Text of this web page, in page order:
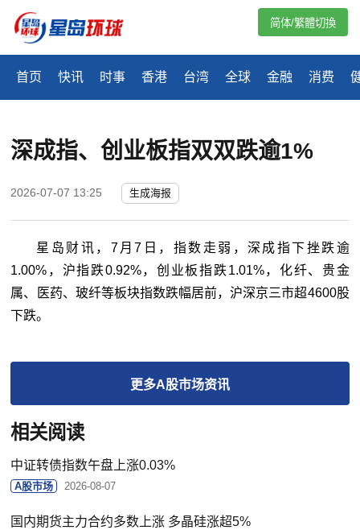
首页 快讯 时事 香港 台湾 全球 金融 消费
简体/繁體切換
深成指、创业板指双双跌逾1%
2026-07-07 13:25 生成海报
星岛财讯，7月7日，指数走弱，深成指下挫跌逾
1.00%，沪指跌0.92%，创业板指跌1.01%，化纤、贵金
属、医药、玻纤等板块指数跌幅居前，沪深京三市超4600股
下跌。
更多A股市场资讯
相关阅读
中证转债指数午盘上涨0.03%
A股市场 2026-08-07
国内期货主力合约多数上涨 多晶硅涨超5%